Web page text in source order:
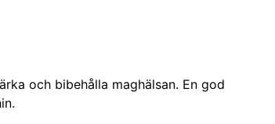
och bibehålla maghälsan. En god